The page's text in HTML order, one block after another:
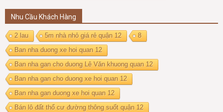
Nhu Cầu Khách Hàng
2 lau 5m nhà nhỏ giá rẻ quận 12
8
Ban nha duong xe hoi quan 12
Ban nha gan cho duong Lê Văn khuong quan 12
Ban nha gan cho duong xe hoi quan 12
Ban nha gan duong xe hoi quan 12
Bán lô đất thổ cư đường thông suốt quận 12